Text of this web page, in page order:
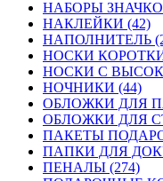
НАБОРЫ
НАКЛЕЙКИ (42)
НАПОЛНИТЕЛЬ
НОСКИ
НОСКИ С
НОЧНИКИ (44)
ОБЛОЖКИ ДЛЯ
ОБЛОЖКИ ДЛЯ
ПАКЕТЫ
ПАПКИ ДЛЯ
ПЕНАЛЫ (274)